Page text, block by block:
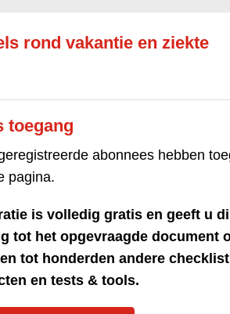
rond vakantie en ziekte
toegang
abonnees hebben
pagina.
is volledig gratis en geeft u
tot het opgevraagde document
tot honderden andere
en tests & tools.